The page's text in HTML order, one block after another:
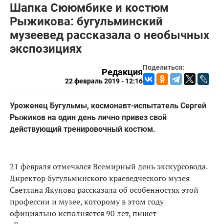
Шапка Сююмбике и костюм
Рыжикова: бугульминский
музеевед рассказала о необычных
экспозициях
Поделиться:
Редакция
22 февраль 2019 - 12:16
Уроженец Бугульмы, космонавт-испытатель Сергей
Рыжиков на один день лично привез свой
действующий тренировочный костюм.
21 февраля отмечался Всемирный день экскурсовода.
Директор бугульминского краеведческого музея
Светлана Якупова рассказала об особенностях этой
профессии и музее, которому в этом году
официально исполняется 90 лет, пишет